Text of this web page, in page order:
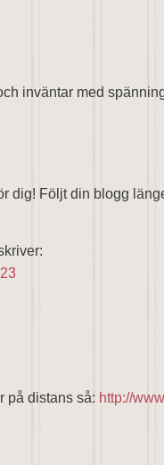
inväntar med
dig! Följt din blogg
på distans så: http://